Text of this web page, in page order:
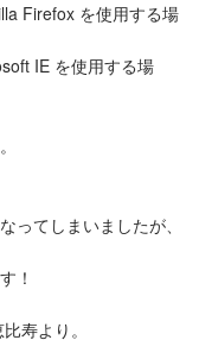
Firefox を使用する場
IE を使用する場
ってしまいましたが、
！
寿より。